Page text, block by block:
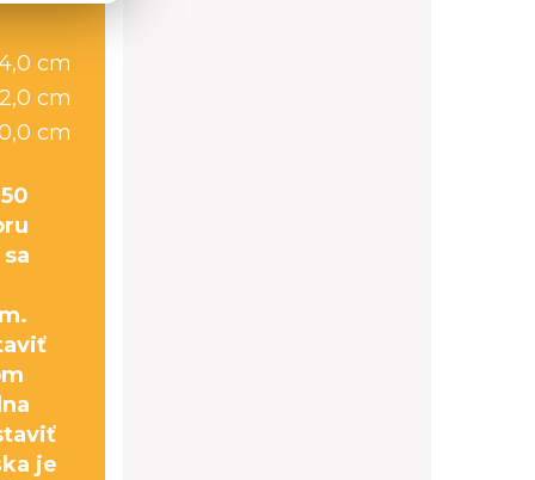
cm
cm
cm
je